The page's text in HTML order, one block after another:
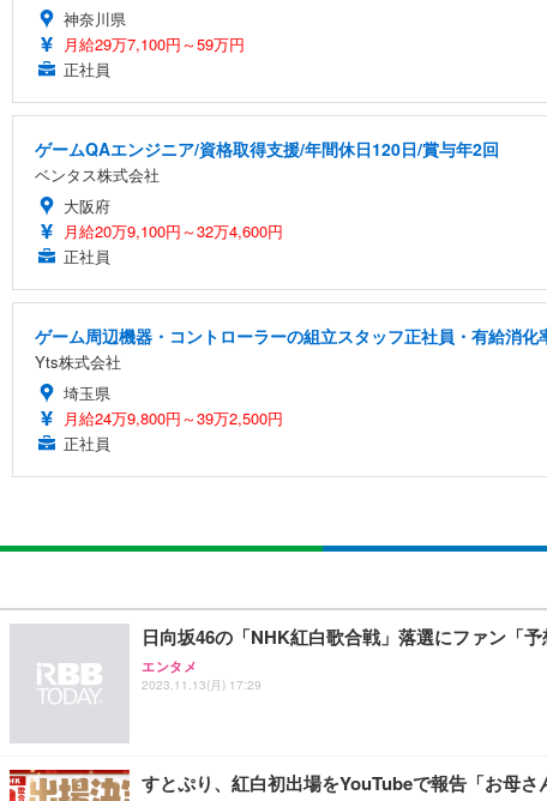
神奈川県
月給29万7,100円～59万円
正社員
ゲームQAエンジニア/資格取得支援/年間休日120日/賞与年2回
ベンタス株式会社
大阪府
月給20万9,100円～32万4,600円
正社員
ゲーム周辺機器・コントローラーの組立スタッフ正社員・有給消
Yts株式会社
埼玉県
月給24万9,800円～39万2,500円
正社員
日向坂46の「NHK紅白歌合戦」落選にファン「予
エンタメ
2023.11.13(月) 17:29
すとぷり、紅白初出場をYouTubeで報告「お母さ